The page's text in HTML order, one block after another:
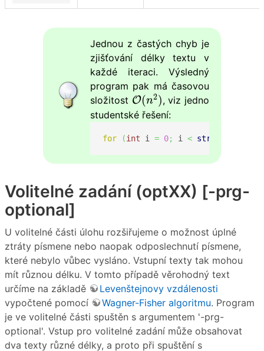
Jednou z častých chyb je
zjišťování délky textu v
každé iteraci. Výsledný
program pak má časovou
složitost O(n2)
O(n 2), viz jedno
studentské řešení:
for (int i = 0; i < strlen
Volitelné zadání (optXX) [-prg-
optional]
U volitelné části úlohu rozšiřujeme o možnost úplné
ztráty písmene nebo naopak odposlechnutí písmene,
které nebylo vůbec vysláno. Vstupní texty tak mohou
mít různou délku. V tomto případě věrohodný text
určíme na základě
Levenštejnovy vzdálenosti
vypočtené pomocí
Wagner-Fisher algoritmu. Program
je ve volitelné části spuštěn s argumentem '-prg-
optional'. Vstup pro volitelné zadání může obsahovat
dva texty různé délky, a proto při spuštění s